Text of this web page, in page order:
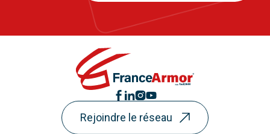
Rejoindre le réseau